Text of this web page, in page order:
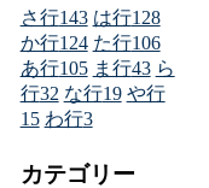
さ行143 は行128
か行124 た行106
あ行105 ま行43 ら
行32 な行19 や行
15 わ行3
カテゴリー